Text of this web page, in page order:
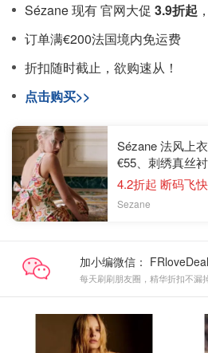
Sézane 现有 官网大促 3.9折起
订单满€200法国境内免运费
折扣随时截止，欲购速从！
点击购买>>
Sézane 法风上
€55、刺绣真丝
4.2折起 断码飞
Sezane
加小编微信：
每天刷刷朋友圈，精华折扣不漏